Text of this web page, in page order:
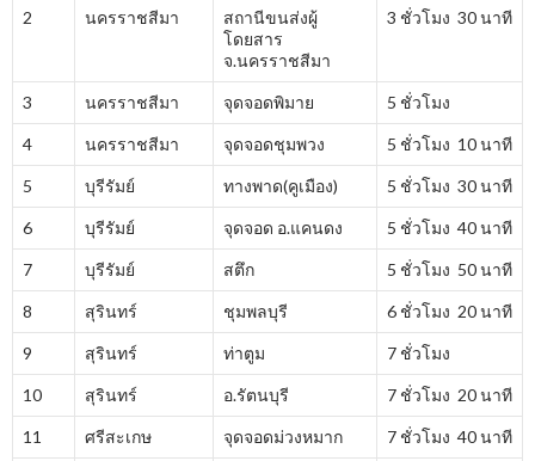
2 นครราชสีมา
สถานีขนส่งผู้
โดยสาร
จ.นครราชสีมา
3 ชั่วโมง 30 นาที
3 นครราชสีมา จุดจอดพิมาย 5 ชั่วโมง
4 นครราชสีมา จุดจอดชุมพวง 5 ชั่วโมง 10 นาที
5 บุรีรัมย์ ทางพาด(คูเมือง) 5 ชั่วโมง 30 นาที
6 บุรีรัมย์ จุดจอด อ.แคนดง 5 ชั่วโมง 40 นาที
7 บุรีรัมย์ สตึก 5 ชั่วโมง 50 นาที
8 สุรินทร์ ชุมพลบุรี 6 ชั่วโมง 20 นาที
9 สุรินทร์ ท่าตูม 7 ชั่วโมง
10 สุรินทร์ อ.รัตนบุรี 7 ชั่วโมง 20 นาที
11 ศรีสะเกษ จุดจอดม่วงหมาก 7 ชั่วโมง 40 นาที